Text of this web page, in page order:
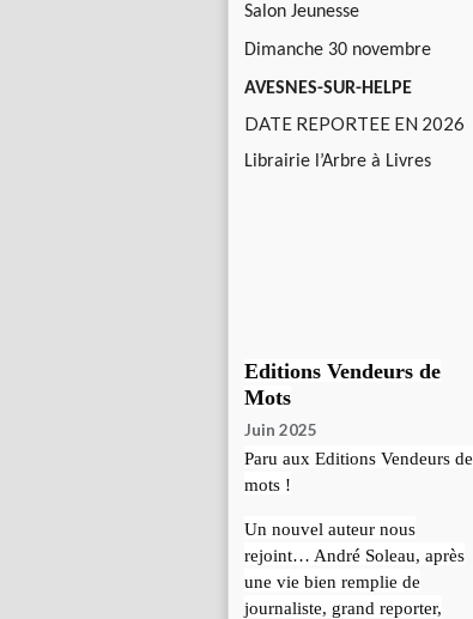
Salon Jeunesse
Dimanche 30 novembre
AVESNES-SUR-HELPE
DATE REPORTEE EN 2026
Librairie l’Arbre à Livres
Editions Vendeurs de
Mots
Juin 2025
Paru aux Editions Vendeurs de
mots !
Un nouvel auteur nous
rejoint… André Soleau, après
une vie bien remplie de
journaliste, grand reporter,